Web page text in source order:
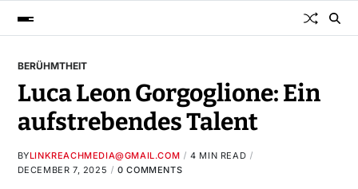
BERÜHMTHEIT
Luca Leon Gorgoglione: Ein
aufstrebendes Talent
BYLINKREACHMEDIA@GMAIL.COM
4 MIN READ
DECEMBER 7, 2025
0 COMMENTS